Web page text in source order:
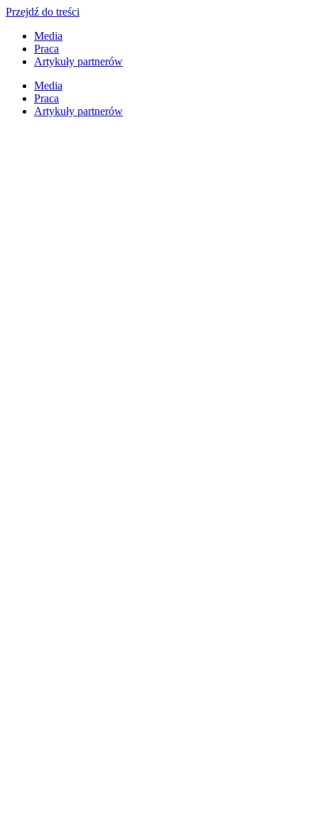
Przejdź do treści
Media
Praca
Artykuły partnerów
Media
Praca
Artykuły partnerów